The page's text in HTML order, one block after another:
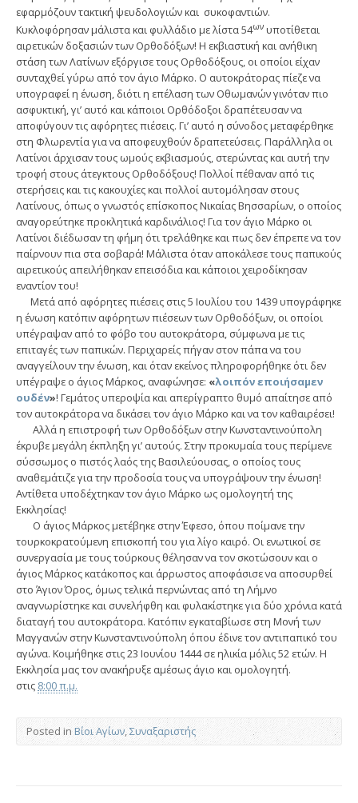
εφαρμόζουν τακτική ψευδολογιών και συκοφαντιών.
Κυκλοφόρησαν μάλιστα και φυλλάδιο με λίστα 54ων υποτίθεται
αιρετικών δοξασιών των Ορθοδόξων! Η εκβιαστική και ανήθικη
στάση των Λατίνων εξόργισε τους Ορθοδόξους, οι οποίοι είχαν
συνταχθεί γύρω από τον άγιο Μάρκο. Ο αυτοκράτορας πίεζε να
υπογραφεί η ένωση, διότι η επέλαση των Οθωμανών γινόταν πιο
ασφυκτική, γι’ αυτό και κάποιοι Ορθόδοξοι δραπέτευσαν να
αποφύγουν τις αφόρητες πιέσεις. Γι’ αυτό η σύνοδος μεταφέρθηκε
στη Φλωρεντία για να αποφευχθούν δραπετεύσεις. Παράλληλα οι
Λατίνοι άρχισαν τους ωμούς εκβιασμούς, στερώντας και αυτή την
τροφή στους άτεγκτους Ορθοδόξους! Πολλοί πέθαναν από τις
στερήσεις και τις κακουχίες και πολλοί αυτομόλησαν στους
Λατίνους, όπως ο γνωστός επίσκοπος Νικαίας Βησσαρίων, ο οποίος
αναγορεύτηκε προκλητικά καρδινάλιος! Για τον άγιο Μάρκο οι
Λατίνοι διέδωσαν τη φήμη ότι τρελάθηκε και πως δεν έπρεπε να τον
παίρνουν πια στα σοβαρά! Μάλιστα όταν αποκάλεσε τους παπικούς
αιρετικούς απειλήθηκαν επεισόδια και κάποιοι χειροδίκησαν
εναντίον του!
Μετά από αφόρητες πιέσεις στις 5 Ιουλίου του 1439 υπογράφηκε
η ένωση κατόπιν αφόρητων πιέσεων των Ορθοδόξων, οι οποίοι
υπέγραψαν από το φόβο του αυτοκράτορα, σύμφωνα με τις
επιταγές των παπικών. Περιχαρείς πήγαν στον πάπα να του
αναγγείλουν την ένωση, και όταν εκείνος πληροφορήθηκε ότι δεν
υπέγραψε ο άγιος Μάρκος, αναφώνησε: «λοιπόν εποιήσαμεν
ουδέν»! Γεμάτος υπεροψία και απερίγραπτο θυμό απαίτησε από
τον αυτοκράτορα να δικάσει τον άγιο Μάρκο και να τον καθαιρέσει!
Αλλά η επιστροφή των Ορθοδόξων στην Κωνσταντινούπολη
έκρυβε μεγάλη έκπληξη γι’ αυτούς. Στην προκυμαία τους περίμενε
σύσσωμος ο πιστός λαός της Βασιλεύουσας, ο οποίος τους
αναθεμάτιζε για την προδοσία τους να υπογράψουν την ένωση!
Αντίθετα υποδέχτηκαν τον άγιο Μάρκο ως ομολογητή της
Εκκλησίας!
Ο άγιος Μάρκος μετέβηκε στην Έφεσο, όπου ποίμανε την
τουρκοκρατούμενη επισκοπή του για λίγο καιρό. Οι ενωτικοί σε
συνεργασία με τους τούρκους θέλησαν να τον σκοτώσουν και ο
άγιος Μάρκος κατάκοπος και άρρωστος αποφάσισε να αποσυρθεί
στο Άγιον Όρος, όμως τελικά περνώντας από τη Λήμνο
αναγνωρίστηκε και συνελήφθη και φυλακίστηκε για δύο χρόνια κατά
διαταγή του αυτοκράτορα. Κατόπιν εγκαταβίωσε στη Μονή των
Μαγγανών στην Κωνσταντινούπολη όπου έδινε τον αντιπαπικό του
αγώνα. Κοιμήθηκε στις 23 Ιουνίου 1444 σε ηλικία μόλις 52 ετών. Η
Εκκλησία μας τον ανακήρυξε αμέσως άγιο και ομολογητή.
στις 8:00 π.μ.
Posted in Βίοι Αγίων,Συναξαριστής